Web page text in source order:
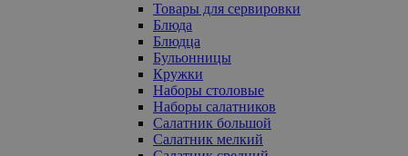
Товары для сервировки
Блюда
Блюдца
Бульонницы
Кружки
Наборы столовые
Наборы салатников
Салатник большой
Салатник мелкий